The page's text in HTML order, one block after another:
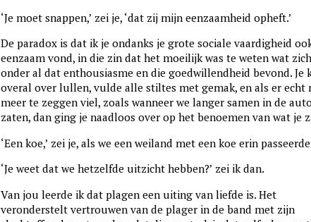
‘Je moet snappen,’ zei je, ‘dat zij mijn eenzaamheid opheft.’
De paradox is dat ik je ondanks je grote sociale vaardigheid
eenzaam vond, in die zin dat het moeilijk was te weten wat zich
onder al dat enthousiasme en die goedwillendheid bevond. Je
overal over lullen, vulde alle stiltes met gemak, en als er echt
meer te zeggen viel, zoals wanneer we langer samen in de
zaten, dan ging je naadloos over op het benoemen van wat je
‘Een koe,’ zei je, als we een weiland met een koe erin
‘Je weet dat we hetzelfde uitzicht hebben?’ zei ik dan.
Van jou leerde ik dat plagen een uiting van liefde is. Het
veronderstelt vertrouwen van de plager in de band met zijn